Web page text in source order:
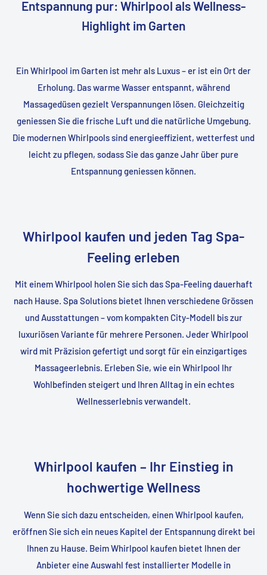
Entspannung pur: Whirlpool als Wellness-
Highlight im Garten
Ein Whirlpool im Garten ist mehr als Luxus – er ist ein Ort der
Erholung. Das warme Wasser entspannt, während
Massagedüsen gezielt Verspannungen lösen. Gleichzeitig
geniessen Sie die frische Luft und die natürliche Umgebung.
Die modernen Whirlpools sind energieeffizient, wetterfest und
leicht zu pflegen, sodass Sie das ganze Jahr über pure
Entspannung geniessen können.
Whirlpool kaufen und jeden Tag Spa-
Feeling erleben
Mit einem Whirlpool holen Sie sich das Spa-Feeling dauerhaft
nach Hause. Spa Solutions bietet Ihnen verschiedene Grössen
und Ausstattungen – vom kompakten City-Modell bis zur
luxuriösen Variante für mehrere Personen. Jeder Whirlpool
wird mit Präzision gefertigt und sorgt für ein einzigartiges
Massageerlebnis. Erleben Sie, wie ein Whirlpool Ihr
Wohlbefinden steigert und Ihren Alltag in ein echtes
Wellnesserlebnis verwandelt.
Whirlpool kaufen – Ihr Einstieg in
hochwertige Wellness
Wenn Sie sich dazu entscheiden, einen Whirlpool kaufen,
eröffnen Sie sich ein neues Kapitel der Entspannung direkt bei
Ihnen zu Hause. Beim Whirlpool kaufen bietet Ihnen der
Anbieter eine Auswahl fest installierter Modelle in